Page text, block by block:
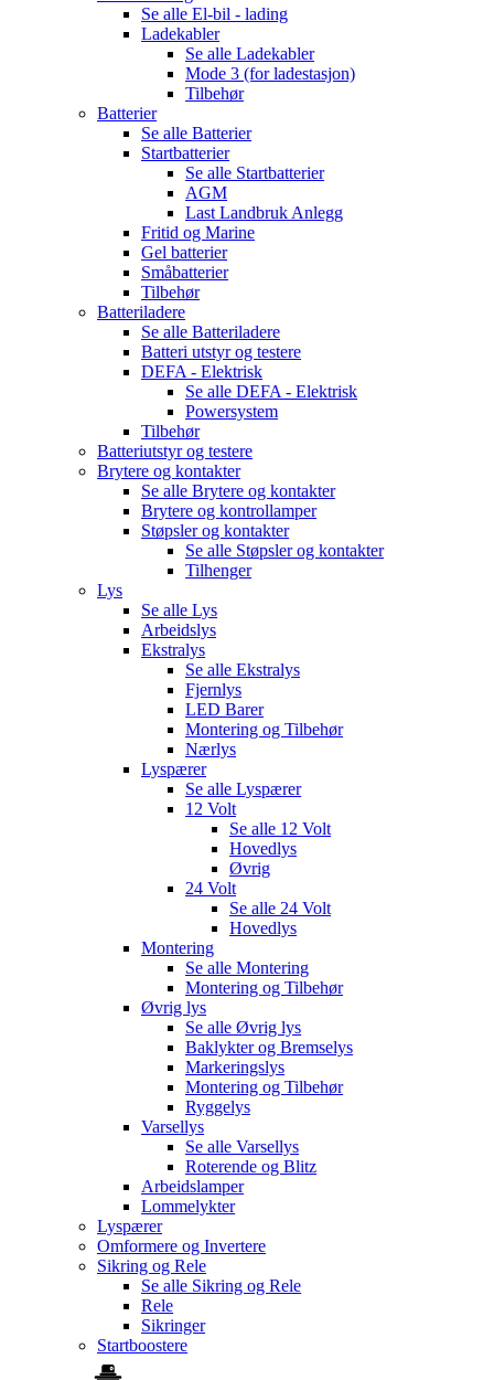
Se alle El-bil - lading
Ladekabler
Se alle Ladekabler
Mode 3 (for ladestasjon)
Tilbehør
Batterier
Se alle Batterier
Startbatterier
Se alle Startbatterier
AGM
Last Landbruk Anlegg
Fritid og Marine
Gel batterier
Småbatterier
Tilbehør
Batteriladere
Se alle Batteriladere
Batteri utstyr og testere
DEFA - Elektrisk
Se alle DEFA - Elektrisk
Powersystem
Tilbehør
Batteriutstyr og testere
Brytere og kontakter
Se alle Brytere og kontakter
Brytere og kontrollamper
Støpsler og kontakter
Se alle Støpsler og kontakter
Tilhenger
Lys
Se alle Lys
Arbeidslys
Ekstralys
Se alle Ekstralys
Fjernlys
LED Barer
Montering og Tilbehør
Nærlys
Lyspærer
Se alle Lyspærer
12 Volt
Se alle 12 Volt
Hovedlys
Øvrig
24 Volt
Se alle 24 Volt
Hovedlys
Montering
Se alle Montering
Montering og Tilbehør
Øvrig lys
Se alle Øvrig lys
Baklykter og Bremselys
Markeringslys
Montering og Tilbehør
Ryggelys
Varsellys
Se alle Varsellys
Roterende og Blitz
Arbeidslamper
Lommelykter
Lyspærer
Omformere og Invertere
Sikring og Rele
Se alle Sikring og Rele
Rele
Sikringer
Startboostere